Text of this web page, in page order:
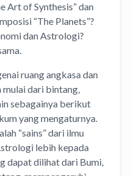
Art of Synthesis” dan
“The Planets”?
dan Astrologi?
ruang angkasa dan
mulai dari bintang,
sebagainya berikut
yang mengaturnya.
“sains” dari ilmu
lebih kepada
dapat dilihat dari Bumi,